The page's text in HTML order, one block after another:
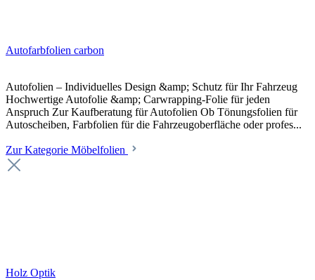
Autofarbfolien carbon
Autofolien – Individuelles Design &amp; Schutz für Ihr Fahrzeug
Hochwertige Autofolie &amp; Carwrapping-Folie für jeden
Anspruch Zur Kaufberatung für Autofolien Ob Tönungsfolien für
Autoscheiben, Farbfolien für die Fahrzeugoberfläche oder profes...
Zur Kategorie Möbelfolien
Holz Optik